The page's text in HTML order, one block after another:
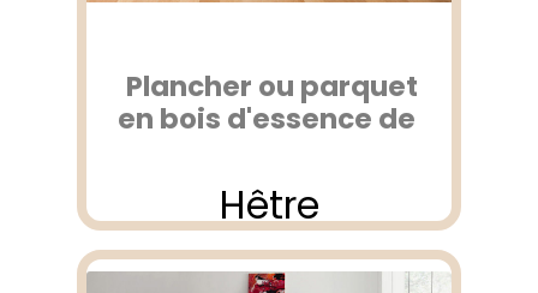
Plancher ou parquet
en bois d'essence de
Hêtre